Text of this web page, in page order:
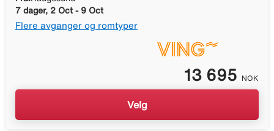
7 dager, 2 Oct - 9 Oct
Flere avganger og romtyper
13 695 NOK
Velg